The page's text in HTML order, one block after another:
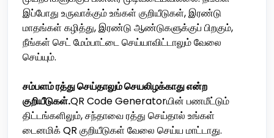
இப்போது உருவாக்கும் உங்கள் குறியீடுகள், இரண்டு
மாதங்கள் கழித்து, இரண்டு ஆண்டுகளுக்குப் பிறகும்,
நீங்கள் செட் மேம்பாட்டை செய்யாவிட்டாலும் வேலை
செய்யும்.
சம்பளம் ரத்து செய்தாலும் செயலிழக்காது என்ற
குறியீடுகள்.QR Code Generatorயின் பணமீட்டும்
திட்டங்களிலும், சந்தாவை ரத்து செய்தால் உங்கள்
டைனமிக் QR குறியீடுகள் வேலை செய்ய மாட்டாது.